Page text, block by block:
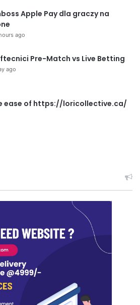
Apple Pay dla graczy na
ago
Pre-Match vs Live Betting
ago
ease of https://loricollective.ca/